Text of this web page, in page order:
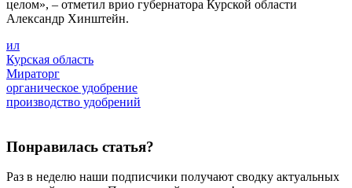
целом», – отметил врио губернатора Курской области
Александр Хинштейн.
ил
Курская область
Мираторг
органическое удобрение
производство удобрений
Понравилась статья?
Раз в неделю наши подписчики получают сводку актуальных